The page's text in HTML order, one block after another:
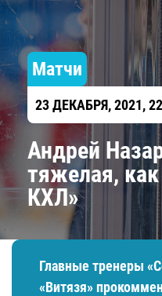
Матчи
23 ДЕКАБРЯ, 2021,
Андрей
тяжелая,
КХЛ»
Главные тренеры
«Витязя»